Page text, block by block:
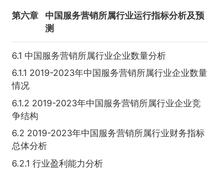
第六章
中国服务营销所属行业运行指标分析及预
测
6.1 中国服务营销所属行业企业数量分析
6.1.1 2019-2023年中国服务营销所属行业企业数量
情况
6.1.2 2019-2023年中国服务营销所属行业企业竞
争结构
6.2 2019-2023年中国服务营销所属行业财务指标
总体分析
6.2.1 行业盈利能力分析